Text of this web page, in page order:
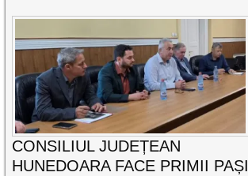
CONSILIUL JUDEȚEAN
HUNEDOARA FACE PRIMII PAȘI